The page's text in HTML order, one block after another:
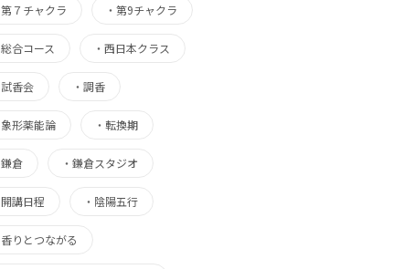
第７チャクラ ・ 第9チャクラ
総合コース ・ 西日本クラス
試香会 ・ 調香
象形薬能論 ・ 転換期
鎌倉 ・ 鎌倉スタジオ
開講日程 ・ 陰陽五行
香りとつながる